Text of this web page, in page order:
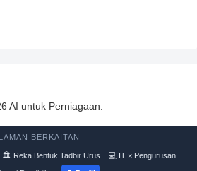
AI untuk Perniagaan.
LAMAN BERKAITAN
🏛 Reka Bentuk Tadbir Urus 💻 IT × Pengurusan